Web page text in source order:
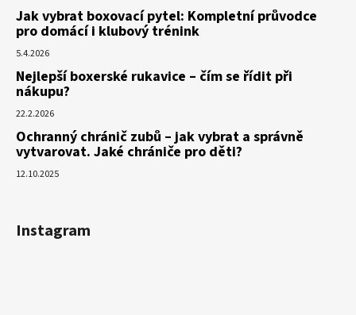
Jak vybrat boxovací pytel: Kompletní průvodce
pro domácí i klubový trénink
5.4.2026
Nejlepší boxerské rukavice – čím se řídit při
nákupu?
22.2.2026
Ochranný chránič zubů – jak vybrat a správně
vytvarovat. Jaké chrániče pro děti?
12.10.2025
Instagram